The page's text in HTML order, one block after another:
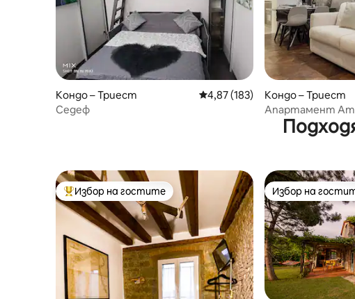
Кондо – Триест Средна оценка: 4,87 от 5, 183
4,87 (183)
Седеф
Кондо – Триест
Апартамент
дизайн в
Най-популярен избор на гостите
Избор на гостите Избор на
Избор на